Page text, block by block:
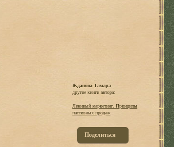
Жданова Тамара
другие книги автора:
Ленивый маркетинг. Принципы
пассивных продаж
Поделиться